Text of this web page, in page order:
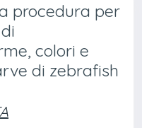
procedura per
colori e
di zebrafish